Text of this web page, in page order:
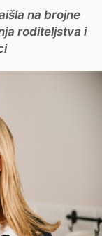
na brojne
roditeljstva i